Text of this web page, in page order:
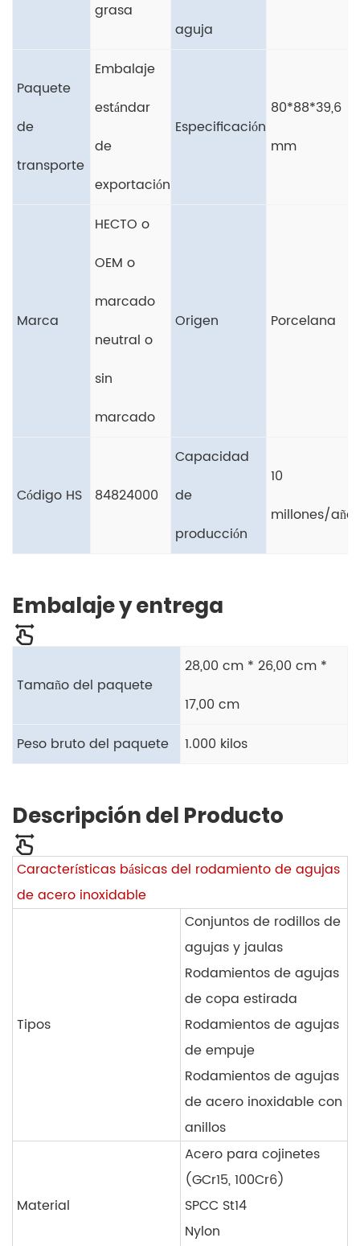
grasa
aguja
Paquete
de
transporte
Embalaje
estándar
de
exportación
Especificación
80*88*39,6
mm
Marca
HECTO o
OEM o
marcado
neutral o
sin
marcado
Origen Porcelana
Código HS 84824000
Capacidad
de
producción
10
millones/año
Embalaje y entrega
Tamaño del paquete
28,00 cm * 26,00 cm *
17,00 cm
Peso bruto del paquete
1.000 kilos
Descripción del Producto
Características básicas del rodamiento de agujas
de acero inoxidable
Tipos
Conjuntos de rodillos de
agujas y jaulas
Rodamientos de agujas
de copa estirada
Rodamientos de agujas
de empuje
Rodamientos de agujas
de acero inoxidable con
anillos
Material
Acero para cojinetes
(GCr15, 100Cr6)
SPCC St14
Nylon